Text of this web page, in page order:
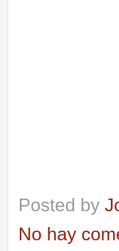
Posted by
No hay